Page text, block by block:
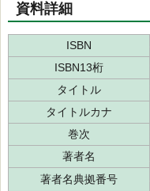
資料詳細
ISBN
ISBN13桁
タイトル
タイトルカナ
巻次
著者名
著者名典拠番号